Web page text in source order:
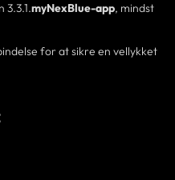
3.3.1.myNexBlue-app, mindst
for at sikre en vellykket